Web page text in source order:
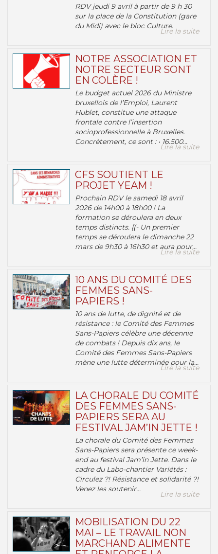
RDV jeudi 9 avril à partir de 9 h 30
sur la place de la Constitution (gare
du Midi) avec le bloc Culture.
Lire la suite
NOTRE ASSOCIATION ET
NOTRE SECTEUR SONT
EN COLÈRE !
Le budget actuel 2026 du Ministre
bruxellois de l’Emploi, Laurent
Hublet, constitue une attaque
frontale contre l’insertion
socioprofessionnelle à Bruxelles.
Concrètement, ce sont : • 16.500...
Lire la suite
CFS SOUTIENT LE
PROJET YEAM !
Prochain RDV le samedi 18 avril
2026 de 14h00 à 18h00 ! La
formation se déroulera en deux
temps distincts. [(- Un premier
temps se déroulera le dimanche 22
mars de 9h30 à 16h30 et aura pour...
Lire la suite
10 ANS DU COMITÉ DES
FEMMES SANS-
PAPIERS !
10 ans de lutte, de dignité et de
résistance : le Comité des Femmes
Sans-Papiers célèbre une décennie
de combats ! Depuis dix ans, le
Comité des Femmes Sans-Papiers
mène une lutte déterminée pour la...
Lire la suite
LA CHORALE DU COMITÉ
DES FEMMES SANS-
PAPIERS SERA AU
FESTIVAL JAM’IN JETTE !
La chorale du Comité des Femmes
Sans-Papiers sera présente ce week-
end au festival Jam’in Jette. Dans le
cadre du Labo-chantier Variétés :
Circulez ?! Résistance et solidarité ?!
Venez les soutenir...
Lire la suite
MOBILISATION DU 22
MAI – LE TRAVAIL NON
MARCHAND ALIMENTE